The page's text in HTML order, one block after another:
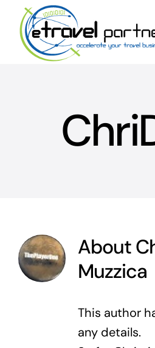
content
About
Muzzica
This author
any details.